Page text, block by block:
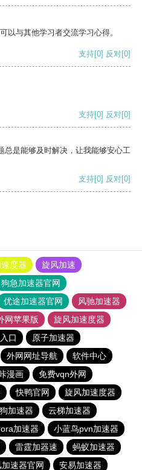
以与其他学习者交流学习心得。
支持[0] 反对[0]
支持[0] 反对[0]
总是能够及时解决，让我能够安心工
支持[0] 反对[0]
度器
旋风加速
狗急加速器官网
优途加速器官网
风驰加速器
网苹果版
旋风加速度器
口
原子加速器
外网网址导航
软件中心
漫画
免费vqn外网
快鸭官网
旋风加速度器
加速器
云梯加速器
加速器
小蓝鸟pvn加速器
雷霆加器速
蚂蚁加速器
速器官网 安易加速器